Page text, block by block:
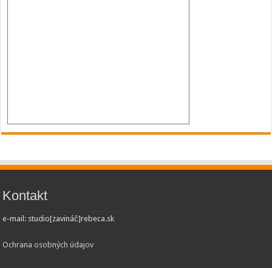
Kontakt
e-mail: studio[zavináč]rebeca.sk
Ochrana osobných údajov